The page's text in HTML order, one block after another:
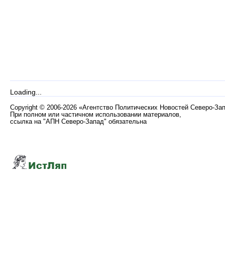
Loading...
Copyright © 2006-2026 «Агентство Политических Новостей Северо-
При полном или частичном использовании материалов,
ссылка на "АПН Северо-Запад" обязательна